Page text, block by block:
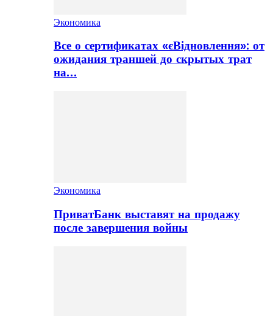
Экономика
Все о сертификатах «єВідновлення»: от
ожидания траншей до скрытых трат
на…
Экономика
ПриватБанк выставят на продажу
после завершения войны